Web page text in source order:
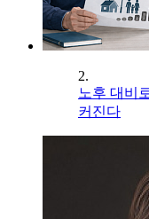
2.
노후 대비
커진다